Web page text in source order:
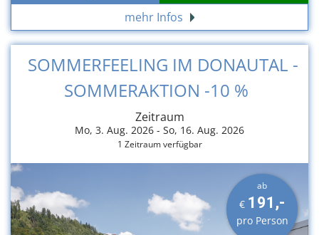
mehr Infos
SOMMERFEELING IM DONAUTAL -
SOMMERAKTION -10 %
Zeitraum
Mo, 3. Aug. 2026 - So, 16. Aug. 2026
1 Zeitraum verfügbar
ab
€ 191,-
pro Person